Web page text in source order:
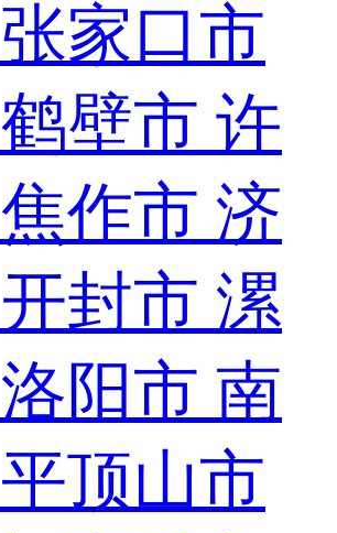
张家口市
鹤壁市 许
焦作市 济
开封市 漯
洛阳市 南
平顶山市